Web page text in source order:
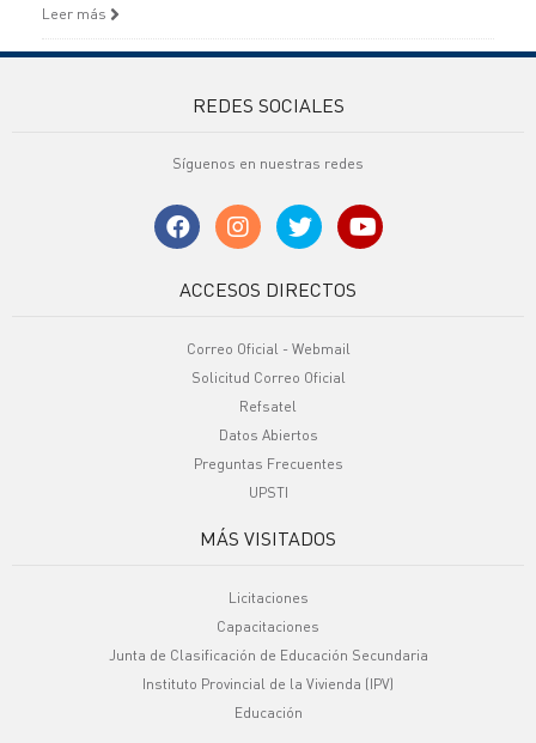
Leer más
REDES SOCIALES
Síguenos en nuestras redes
ACCESOS DIRECTOS
Correo Oficial - Webmail
Solicitud Correo Oficial
Refsatel
Datos Abiertos
Preguntas Frecuentes
UPSTI
MÁS VISITADOS
Licitaciones
Capacitaciones
Junta de Clasificación de Educación Secundaria
Instituto Provincial de la Vivienda (IPV)
Educación